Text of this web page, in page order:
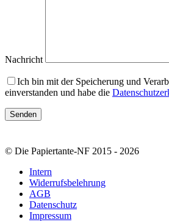
Nachricht
Ich bin mit der Speicherung und
einverstanden und habe die
© Die Papiertante-NF 2015 - 2026
Intern
Widerrufsbelehrung
AGB
Datenschutz
Impressum